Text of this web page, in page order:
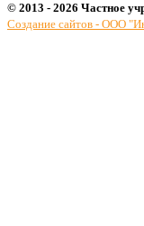
© 2013 - 2026 Частное
Создание сайтов - ООО